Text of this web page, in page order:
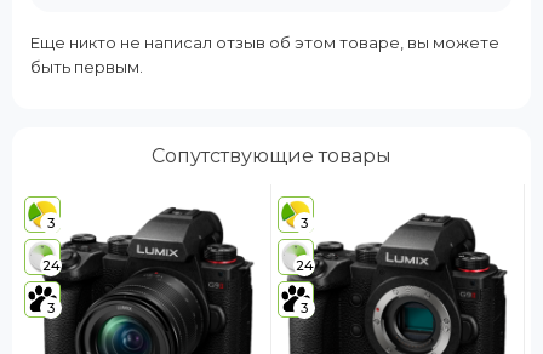
Еще никто не написал отзыв об этом товаре, вы можете
быть первым.
Сопутствующие товары
3
24
3
3
24
3